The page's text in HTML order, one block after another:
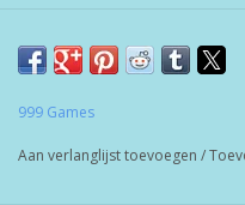
snel en Clever hun blok vol
blokken kopen!
999 Games
Aan verlanglijst toevoegen /